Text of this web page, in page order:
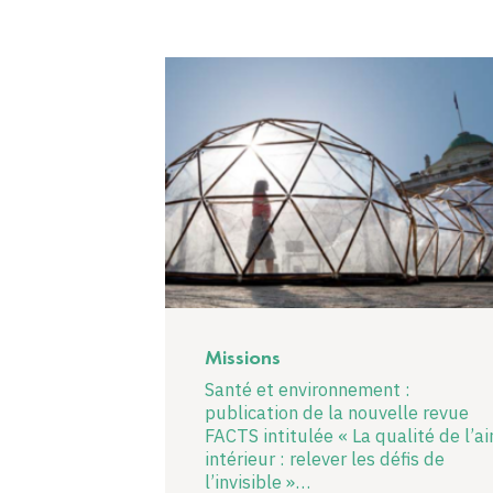
Missions
Santé et environnement :
publication de la nouvelle revue
FACTS intitulée « La qualité de
intérieur : relever les défis de
l’invisible »…